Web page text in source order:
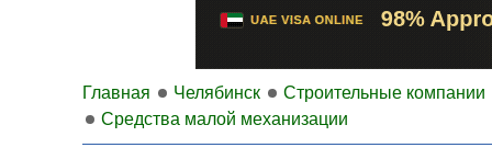
Главная Челябинск Строительные компании
Средства малой механизации